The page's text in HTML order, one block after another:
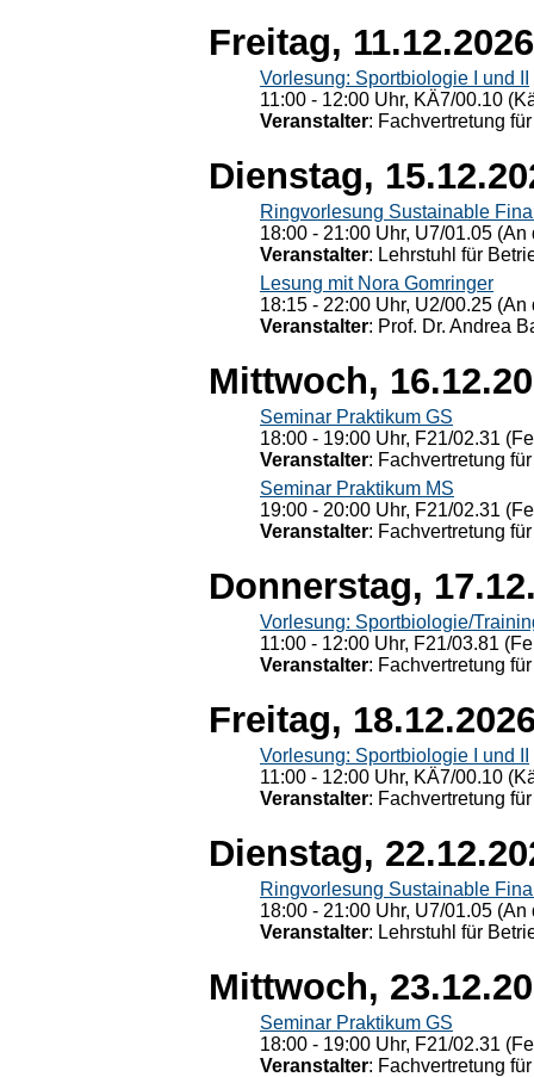
Freitag, 11.12.2026
Vorlesung: Sportbiologie I und II
11:00 - 12:00 Uhr, KÄ7/00.10
Veranstalter: Fachvertretung
Dienstag,
Ringvorlesung Sustainable
18:00 - 21:00 Uhr, U7/01.05
Veranstalter: Lehrstuhl für
Lesung mit Nora Gomringer
18:15 - 22:00 Uhr, U2/00.25
Veranstalter: Prof. Dr. Andrea
Mittwoch,
Seminar Praktikum GS
18:00 - 19:00 Uhr, F21/02.31
Veranstalter: Fachvertretung
Seminar Praktikum MS
19:00 - 20:00 Uhr, F21/02.31
Veranstalter: Fachvertretung
Donnerstag,
Vorlesung: Sportbiologie/
11:00 - 12:00 Uhr, F21/03.81
Veranstalter: Fachvertretung
Freitag,
Vorlesung: Sportbiologie I und II
11:00 - 12:00 Uhr, KÄ7/00.10
Veranstalter: Fachvertretung
Dienstag,
Ringvorlesung Sustainable
18:00 - 21:00 Uhr, U7/01.05
Veranstalter: Lehrstuhl für
Mittwoch,
Seminar Praktikum GS
18:00 - 19:00 Uhr, F21/02.31
Veranstalter: Fachvertretung